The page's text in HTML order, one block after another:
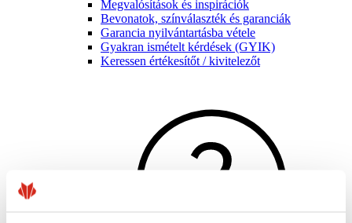
Megvalósítások és inspirációk
Bevonatok, színválaszték és garanciák
Garancia nyilvántartásba vétele
Gyakran ismételt kérdések (GYIK)
Keressen értékesítőt / kivitelezőt